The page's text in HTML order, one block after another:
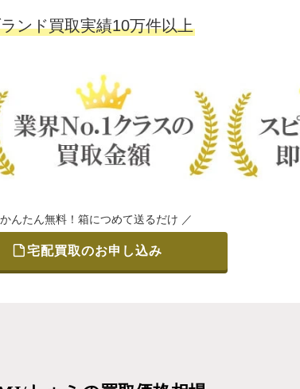
ンド買取実績10万件以上
んたん無料！箱につめて送るだけ ／
宅配買取のお申し込み